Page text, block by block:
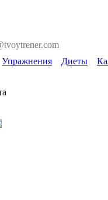
Упражнения Диеты